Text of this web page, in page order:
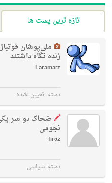
تازه ترین پست ها
ملی‌پوشان
زنده نگاه داشتند
Faramarz
دسته: تعیین نشده
ضحاک دو سر
نجومی
firoz
دسته:سیاسی